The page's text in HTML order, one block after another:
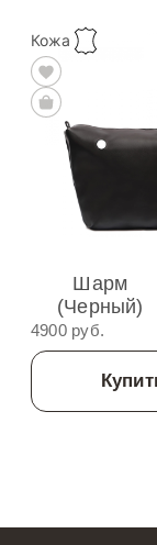
Кожа
Шарм
(Черный)
4900 руб.